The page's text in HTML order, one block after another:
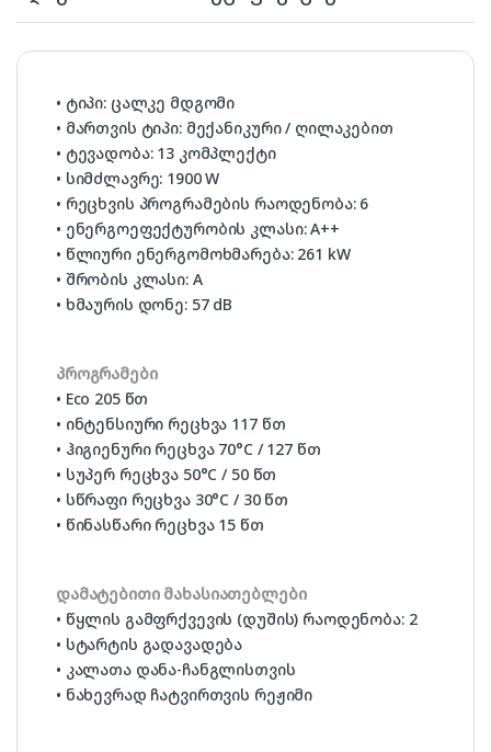
• ტიპი: ცალკე მდგომი
• მართვის ტიპი: მექანიკური / ღილაკებით
• ტევადობა: 13 კომპლექტი
• სიმძლავრე: 1900 W
• რეცხვის პროგრამების რაოდენობა: 6
• ენერგოეფექტურობის კლასი: A++
• წლიური ენერგომოხმარება: 261 kW
• შრობის კლასი: A
• ხმაურის დონე: 57 dB
პროგრამები
• Eco 205 წთ
• ინტენსიური რეცხვა 117 წთ
• ჰიგიენური რეცხვა 70°C / 127 წთ
• სუპერ რეცხვა 50°C / 50 წთ
• სწრაფი რეცხვა 30°C / 30 წთ
• წინასწარი რეცხვა 15 წთ
დამატებითი მახასიათებლები
• წყლის გამფრქვევის (დუშის) რაოდენობა: 2
• სტარტის გადავადება
• კალათა დანა-ჩანგლისთვის
• ნახევრად ჩატვირთვის რეჟიმი